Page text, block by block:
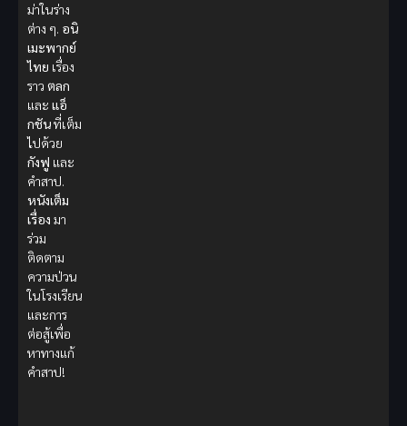
ม่าในร่าง
ต่าง ๆ. อนิ
เมะพากย์
ไทย เรื่อง
ราว ตลก
และ แอ็
กชันที่เต็ม
ไปด้วย
กังฟู และ
คำสาป.
หนังเต็ม
เรื่อง มา
ร่วม
ติดตาม
ความป่วน
ในโรงเรียน
และการ
ต่อสู้เพื่อ
หาทางแก้
คำสาป!